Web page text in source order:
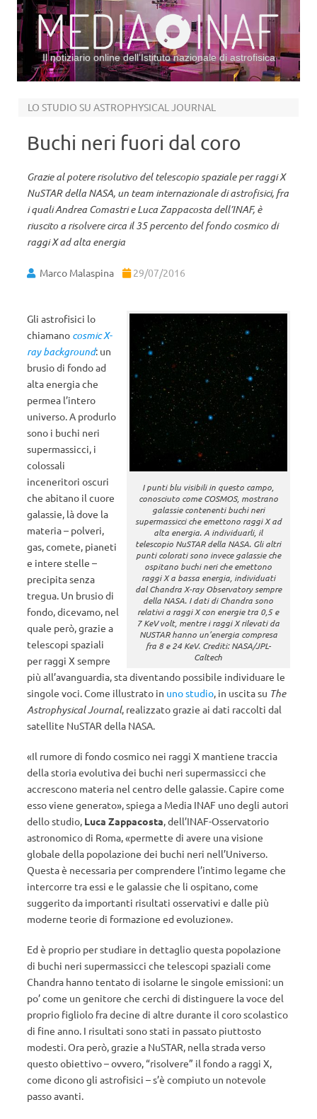
Il notiziario online dell’Istituto nazionale di astrofisica
LO STUDIO SU ASTROPHYSICAL JOURNAL
Buchi neri fuori dal coro
Grazie al potere risolutivo del telescopio spaziale per raggi X
NuSTAR della NASA, un team internazionale di astrofisici, fra
i quali Andrea Comastri e Luca Zappacosta dell’INAF, è
riuscito a risolvere circa il 35 percento del fondo cosmico di
raggi X ad alta energia
Marco Malaspina 29/07/2016
I punti blu visibili in questo campo,
conosciuto come COSMOS, mostrano
galassie contenenti buchi neri
supermassicci che emettono raggi X ad
alta energia. A individuarli, il
telescopio NuSTAR della NASA. Gli altri
punti colorati sono invece galassie che
ospitano buchi neri che emettono
raggi X a bassa energia, individuati
dal Chandra X-ray Observatory sempre
della NASA. I dati di Chandra sono
relativi a raggi X con energie tra 0,5 e
7 KeV volt, mentre i raggi X rilevati da
NUSTAR hanno un’energia compresa
fra 8 e 24 KeV. Crediti: NASA/JPL-
Caltech
Gli astrofisici lo
chiamano cosmic X-
ray background: un
brusio di fondo ad
alta energia che
permea l’intero
universo. A produrlo
sono i buchi neri
supermassicci, i
colossali
inceneritori oscuri
che abitano il cuore
galassie, là dove la
materia – polveri,
gas, comete, pianeti
e intere stelle –
precipita senza
tregua. Un brusio di
fondo, dicevamo, nel
quale però, grazie a
telescopi spaziali
per raggi X sempre
più all’avanguardia, sta diventando possibile individuare le
singole voci. Come illustrato in uno studio, in uscita su The
Astrophysical Journal, realizzato grazie ai dati raccolti dal
satellite NuSTAR della NASA.
«Il rumore di fondo cosmico nei raggi X mantiene traccia
della storia evolutiva dei buchi neri supermassicci che
accrescono materia nel centro delle galassie. Capire come
esso viene generato», spiega a Media INAF uno degli autori
dello studio, Luca Zappacosta, dell’INAF-Osservatorio
astronomico di Roma, «permette di avere una visione
globale della popolazione dei buchi neri nell’Universo.
Questa è necessaria per comprendere l’intimo legame che
intercorre tra essi e le galassie che li ospitano, come
suggerito da importanti risultati osservativi e dalle più
moderne teorie di formazione ed evoluzione».
Ed è proprio per studiare in dettaglio questa popolazione
di buchi neri supermassicci che telescopi spaziali come
Chandra hanno tentato di isolarne le singole emissioni: un
po’ come un genitore che cerchi di distinguere la voce del
proprio figliolo fra decine di altre durante il coro scolastico
di fine anno. I risultati sono stati in passato piuttosto
modesti. Ora però, grazie a NuSTAR, nella strada verso
questo obiettivo – ovvero, “risolvere” il fondo a raggi X,
come dicono gli astrofisici – s’è compiuto un notevole
passo avanti.